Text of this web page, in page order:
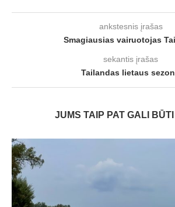
ankstesnis įrašas
Smagiausias vairuotojas
sekantis įrašas
Tailandas lietaus
JUMS TAIP PAT GALI BŪTI